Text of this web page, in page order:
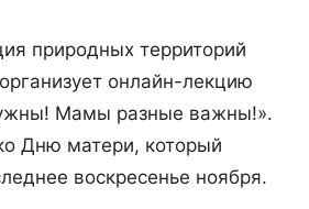
природных территорий
онлайн-лекцию
Мамы разные важны!».
Дню матери, который
воскресенье ноября.